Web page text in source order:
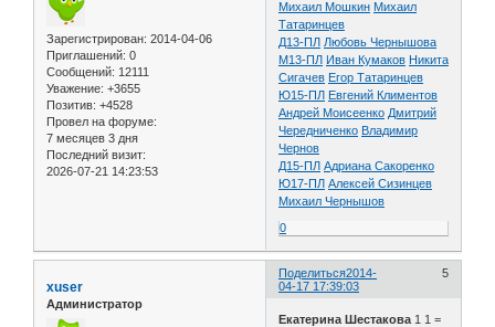
Зарегистрирован: 2014-04-06
Приглашений: 0
Сообщений: 12111
Уважение: +3655
Позитив: +4528
Провел на форуме:
7 месяцев 3 дня
Последний визит:
2026-07-21 14:23:53
Михаил Мошкин Михаил
Татаринцев
Д13-ПЛ Любовь Чернышова
М13-ПЛ Иван Кумаков Никита
Сигачев Егор Татаринцев
Ю15-ПЛ Евгений Климентов
Андрей Моисеенко Дмитрий
Чередниченко Владимир
Чернов
Д15-ПЛ Адриана Сакоренко
Ю17-ПЛ Алексей Сизинцев
Михаил Чернышов
0
Поделиться 5
2014-
04-17 17:39:03
xuser
Администратор
Екатерина Шестакова 1 1 =